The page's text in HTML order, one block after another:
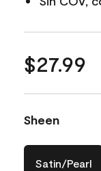
$27.99
Sheen
Satin/Pearl